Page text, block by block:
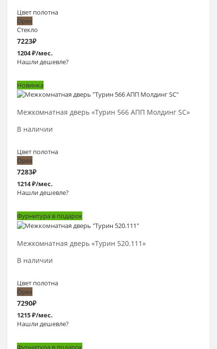
Цвет полотна
Орех
Стекло
7223₽
1204 ₽/мес.
Нашли дешевле?
Новинка
Межкомнатная дверь «Турин 566 АПП Молдинг SC»
В наличии
Цвет полотна
Орех
7283₽
1214 ₽/мес.
Нашли дешевле?
Выбрать >
Фурнитура в подарок
Межкомнатная дверь «Турин 520.111»
В наличии
Цвет полотна
Орех
7290₽
1215 ₽/мес.
Нашли дешевле?
Выбрать >
Фурнитура в подарок